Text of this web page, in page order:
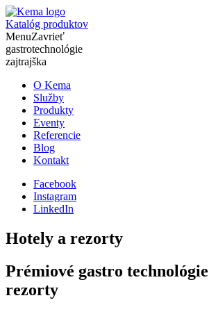
Katalóg produktov
MenuZavrieť
gastrotechnológie
zajtrajška
O Kema
Služby
Produkty
Eventy
Referencie
Blog
Kontakt
Facebook
Instagram
LinkedIn
Hotely a rezorty
Prémiové gastro
rezorty